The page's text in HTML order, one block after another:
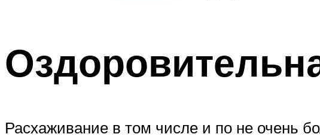
БАССЕЙН ДЛЯ ДОМА
Расхаживание в том числе и по не очень